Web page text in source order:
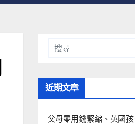
近期文章
父母零用錢緊縮、英國孩